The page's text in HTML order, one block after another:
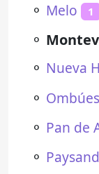
⚬ Melo 1
⚬
⚬ Nueva
⚬
⚬ Pan de
⚬